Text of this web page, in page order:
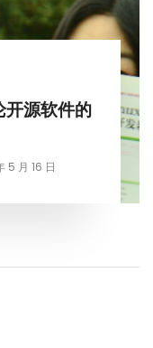
源软件的
5 月 16 日